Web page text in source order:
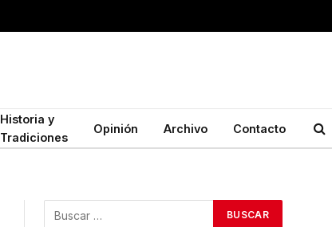
Historia y
Tradiciones
Opinión Archivo Contacto